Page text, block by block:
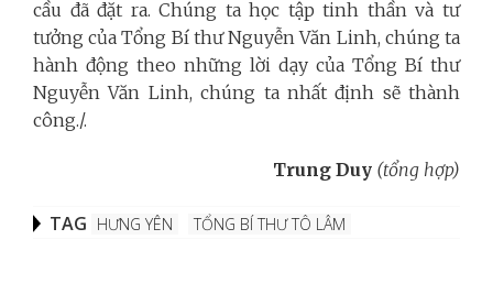
cầu đã đặt ra. Chúng ta học tập tinh thần và tư
tưởng của Tổng Bí thư Nguyễn Văn Linh, chúng ta
hành động theo những lời dạy của Tổng Bí thư
Nguyễn Văn Linh, chúng ta nhất định sẽ thành
công./.
Trung Duy (tổng hợp)
TAG HƯNG YÊN TỔNG BÍ THƯ TÔ LÂM